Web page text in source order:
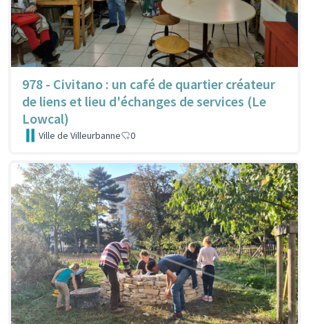
978 - Civitano : un café de quartier créateur
de liens et lieu d'échanges de services (Le
Lowcal)
Ville de Villeurbanne 0